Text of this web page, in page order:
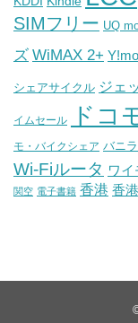
SIMフリー UQ
ズ WiMAX 2+
シェアサイクル ジェ
イムセール ドコ
モ・バイクシェア バニ
Wi-Fiルータ ワ
関空 電子書籍 香港 香